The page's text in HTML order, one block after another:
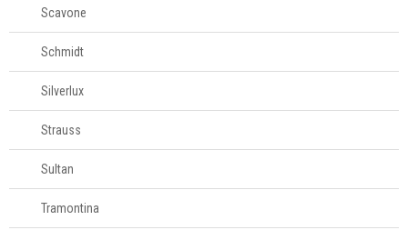
Scavone
Schmidt
Silverlux
Strauss
Sultan
Tramontina